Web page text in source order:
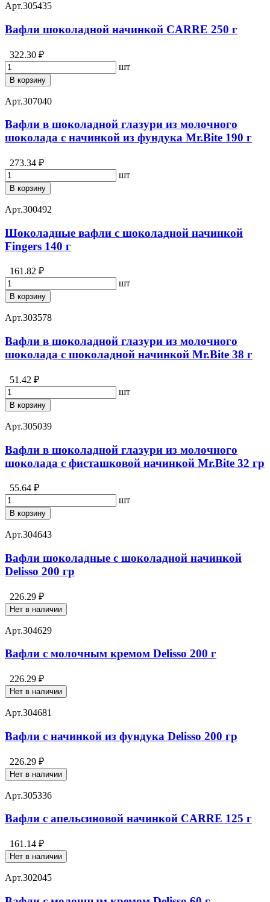
Арт.305435
Вафли шоколадной начинкой CARRE 250 г
322.30 ₽
шт
В корзину
Арт.307040
Вафли в шоколадной глазури из молочного
шоколада с начинкой из фундука Mr.Bite 190 г
273.34 ₽
шт
В корзину
Арт.300492
Шоколадные вафли с шоколадной начинкой
Fingers 140 г
161.82 ₽
шт
В корзину
Арт.303578
Вафли в шоколадной глазури из молочного
шоколада с шоколадной начинкой Mr.Bite 38 г
51.42 ₽
шт
В корзину
Арт.305039
Вафли в шоколадной глазури из молочного
шоколада с фисташковой начинкой Mr.Bite 32 гр
55.64 ₽
шт
В корзину
Арт.304643
Вафли шоколадные с шоколадной начинкой
Delisso 200 гр
226.29 ₽
Нет в наличии
Арт.304629
Вафли с молочным кремом Delisso 200 г
226.29 ₽
Нет в наличии
Арт.304681
Вафли с начинкой из фундука Delisso 200 гр
226.29 ₽
Нет в наличии
Арт.305336
Вафли с апельсиновой начинкой CARRE 125 г
161.14 ₽
Нет в наличии
Арт.302045